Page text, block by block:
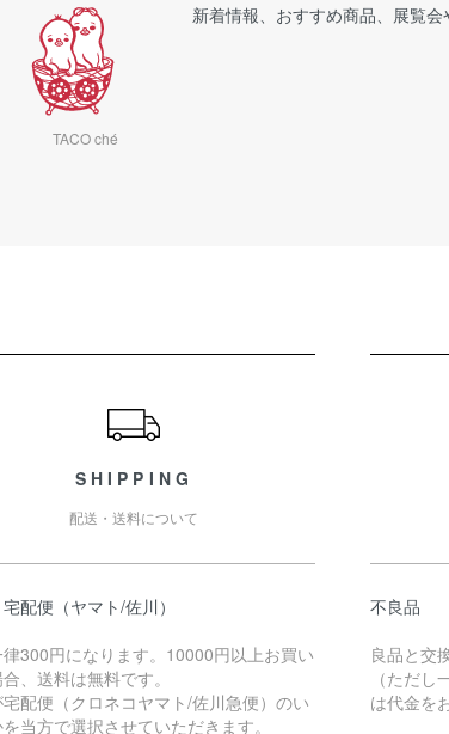
TACO ché
新着情報、おすすめ商品、展覧
SHIPPING
配送・送料について
配便（ヤマト/佐川）
300円になります。10000円以上お買い
、送料は無料です。
配便（クロネコヤマト/佐川急便）のい
当方で選択させていただきます。
不良品
良品と交
（ただ
は代金を